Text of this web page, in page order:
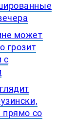
может
грозит
с
прямо со